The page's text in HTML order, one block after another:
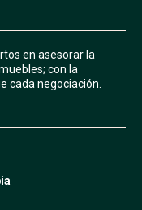
en asesorar la
con la
cada negociación.